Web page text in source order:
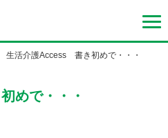
生活介護Access 書き初めで・・・
めで・・・